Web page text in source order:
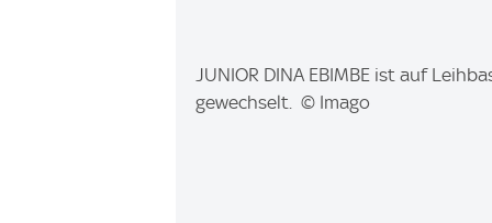
I
m
JUNIOR DINA EBIMBE ist auf
gewechselt. © Imago